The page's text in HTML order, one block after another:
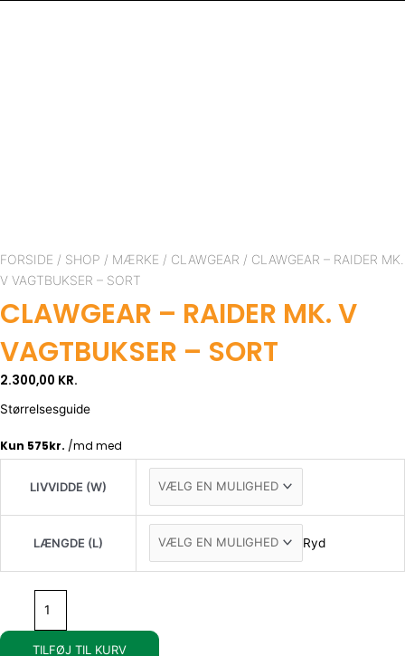
FORSIDE / SHOP / MÆRKE / CLAWGEAR / CLAWGEAR – RAIDER MK.
V VAGTBUKSER – SORT
CLAWGEAR – RAIDER MK. V
VAGTBUKSER – SORT
2.300,00 KR.
Størrelsesguide
LIVVIDDE (W)
LÆNGDE (L) Ryd
-
Raider
V
-
Sort
TILFØJ TIL KURV